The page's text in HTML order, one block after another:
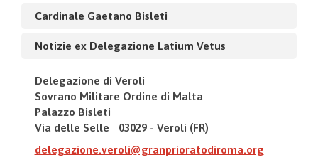
Cardinale Gaetano Bisleti
Notizie ex Delegazione Latium Vetus
Delegazione di Veroli
Sovrano Militare Ordine di Malta
Palazzo Bisleti
Via delle Selle 03029 - Veroli (FR)
delegazione.veroli@granprioratodiroma.org